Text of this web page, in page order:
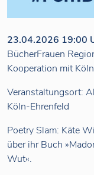
23.04.2026 19:00
BücherFrauen
Kooperation mit
Veranstaltungsort:
Köln-Ehrenfeld
Poetry Slam: Käte
über ihr Buch
Wut«.